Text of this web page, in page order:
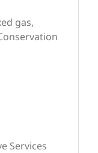
gas,
Services